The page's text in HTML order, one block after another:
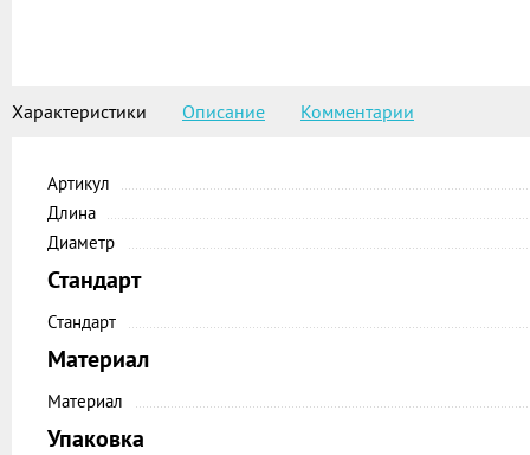
Характеристики Описание Комментарии
Артикул
Длина
Диаметр
Стандарт
Стандарт
Материал
Материал
Упаковка